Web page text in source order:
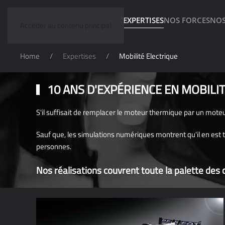
EXPERTISESNOS FORCES
Home Expertises Mobilité Electrique
10 ANS D'EXPÉRIENCE EN
S'il suffisait de remplacer le moteur thermique par un
Sauf que, les simulations numériques montrent qu'il en
personnes.
Nos réalisations couvrent toute la palette des